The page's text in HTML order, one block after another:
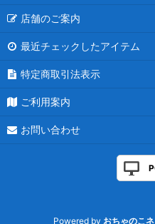
店舗のご案内
最近チェックしたアイテム
特定商取引法表示
ご利用案内
お問い合わせ
Powered by おちゃのこ